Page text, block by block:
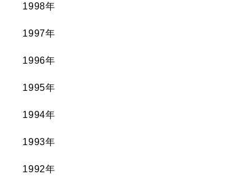
1998年
1997年
1996年
1995年
1994年
1993年
1992年